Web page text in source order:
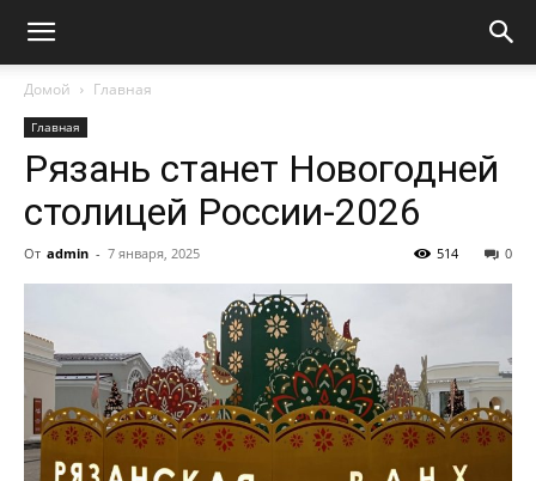
Домой Главная
Главная
Рязань станет Новогодней
столицей России-2026
От admin - 7 января, 2025 0
514